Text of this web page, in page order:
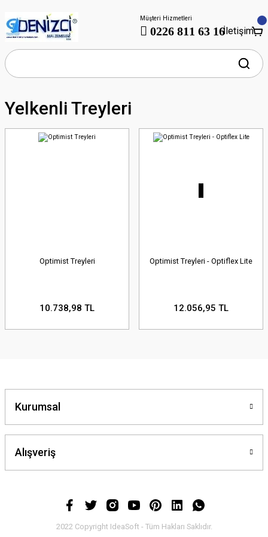
Müşteri Hizmetleri
0226 811 63 16İletişim
Yelkenli Treyleri
Optimist Treyleri
10.738,98 TL
Optimist Treyleri - Optiflex Lite
12.056,95 TL
Kurumsal
Alışveriş
2022 Copyright IdeaSoft - Tüm Hakları Saklıdır.